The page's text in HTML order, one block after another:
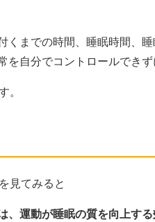
付くまでの時間、睡眠時間、
常を自分でコントロールでき
。
見てみると
、運動が睡眠の質を向上す